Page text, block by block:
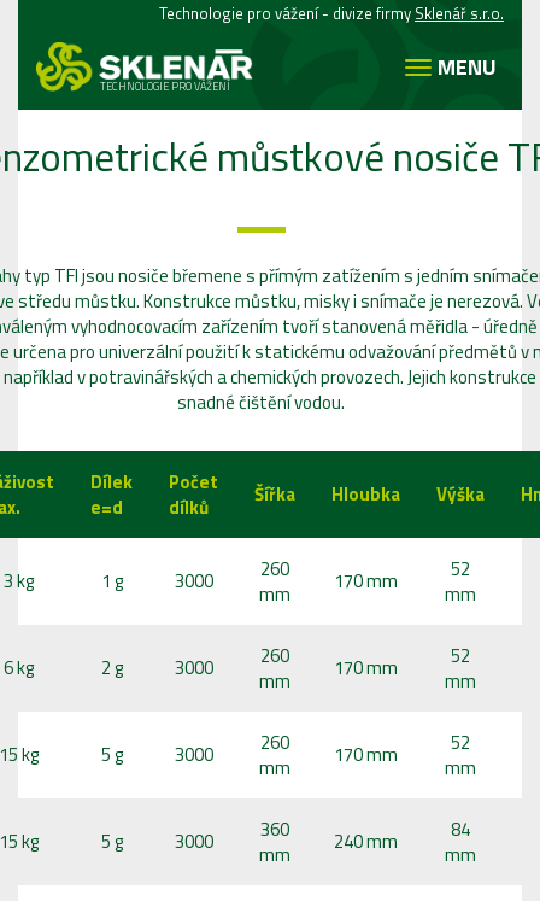
Technologie pro vážení - divize firmy Sklenář s.r.o.
TECHNOLOGIE PRO VÁŽENÍ
MENU
můstkové nosiče
typ TFI jsou nosiče břemene s přímým zatížením s jedním
středu můstku. Konstrukce můstku, misky i snímače je nerezová.
vyhodnocovacím zařízením tvoří stanovená měřidla -
určena pro univerzální použití k statickému odvažování předmětů v
v potravinářských a chemických provozech. Jejich
snadné čištění vodou.
Dílek
e=d
Počet
dílků
Šířka Hloubka Výška
3 kg 1 g 3000
260
mm
170 mm
52
mm
6 kg 2 g 3000
260
mm
170 mm
52
mm
15 kg 5 g 3000
260
mm
170 mm
52
mm
15 kg 5 g 3000
360
mm
240 mm
84
mm